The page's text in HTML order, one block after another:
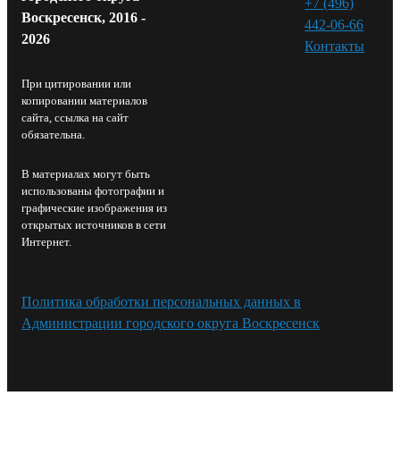
Воскресенск, 2016 -
2026
При цитировании или
копировании материалов
сайта, ссылка на сайт
обязательна.
В материалах могут быть
использованы фотографии и
графические изображения из
открытых источников в сети
Интернет.
442-06-66
Контакты⁠
Политика обработки персональных данных в
Администрации городского округа Воскресенск